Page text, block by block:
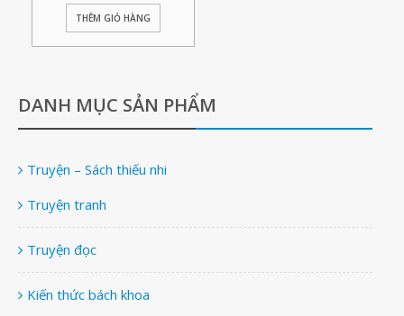
THÊM GIỎ HÀNG
DANH MỤC SẢN PHẨM
Truyện – Sách thiếu nhi
Truyện tranh
Truyện đọc
Kiến thức bách khoa